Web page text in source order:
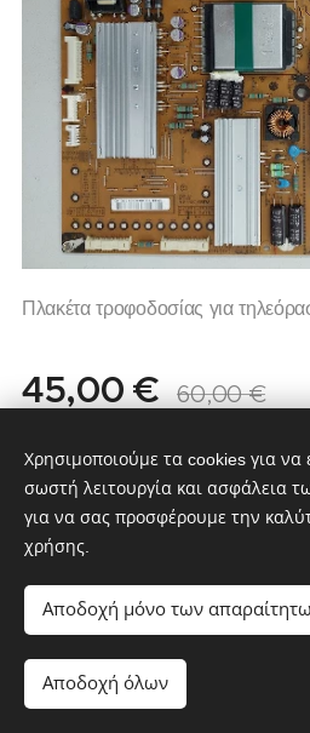
Πλακέτα τροφοδοσίας για
45,00€ 60,00€
Υλοποιήθηκε από:
Χρησιμοποιούμε τα cookies για
σωστή λειτουργία και ασφάλεια
για να σας προσφέρουμε την
χρήσης.
Αποδοχή μόνο των
Αποδοχή όλων